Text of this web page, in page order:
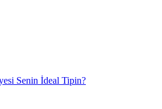
Senin İdeal Tipin?